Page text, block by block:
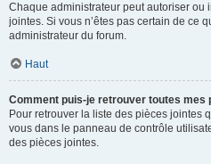
Chaque administrateur peut autoriser ou
jointes. Si vous n’êtes pas certain de ce
administrateur du forum.
Haut
Comment puis-je retrouver toutes mes
Pour retrouver la liste des pièces jointes
vous dans le panneau de contrôle
des pièces jointes.